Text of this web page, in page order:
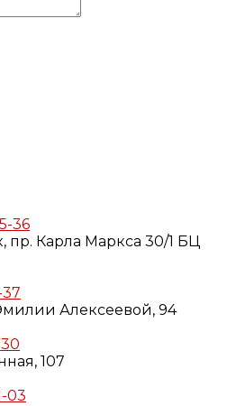
36
пр. Карла Маркса 30/1 БЦ
37
Алексеевой, 94
107
03